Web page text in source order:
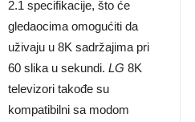
2.1 specifikacije, što će
gledaocima omogućiti da
uživaju u 8K sadržajima pri
60 slika u sekundi. LG 8K
televizori takođe su
kompatibilni sa modom